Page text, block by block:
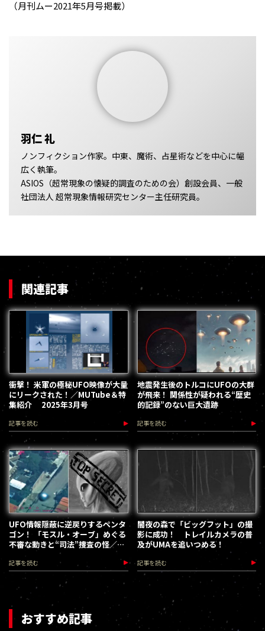
（月刊ムー2021年5月号掲載）
羽仁 礼
ノンフィクション作家。中東、魔術、占星術などを中心に幅
広く執筆。
ASIOS（超常現象の懐疑的調査のための会）創設会員、一般
社団法人 超常現象情報研究センター主任研究員。
関連記事
衝撃！ 米軍の極秘UFO映像が大量
にリークされた！／MUTube＆特
集紹介 2025年3月号
記事を読む
地震発生後のトルコにUFOの大群
が飛来！ 関係性が疑われる“歴史
的記録”のない巨大遺跡
記事を読む
UFO情報隠蔽に逆戻りするペンタ
ゴン！ 「モスル・オーブ」めぐる
不審な動きと“司法”捜査の怪／宇
佐和通
記事を読む
闇夜の森で「ビッグフット」の撮
影に成功！ トレイルカメラの普
及がUMAを追いつめる！
記事を読む
おすすめ記事